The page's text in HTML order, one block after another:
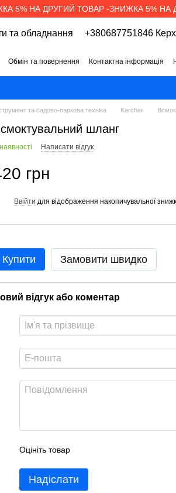
5% НА ДРУГИЙ ТОВАР -ЗНИЖКА 5% НА
та обладнання +380687751846
Обмін та повернення Контактна інформація
та садово-паркова техніка Karcher
шланг
Написати відгук
грн
Ввійти для відображення накопичувальної
Купити Замовити швидко
відгук або коментар
Оцініть товар
Надіслати